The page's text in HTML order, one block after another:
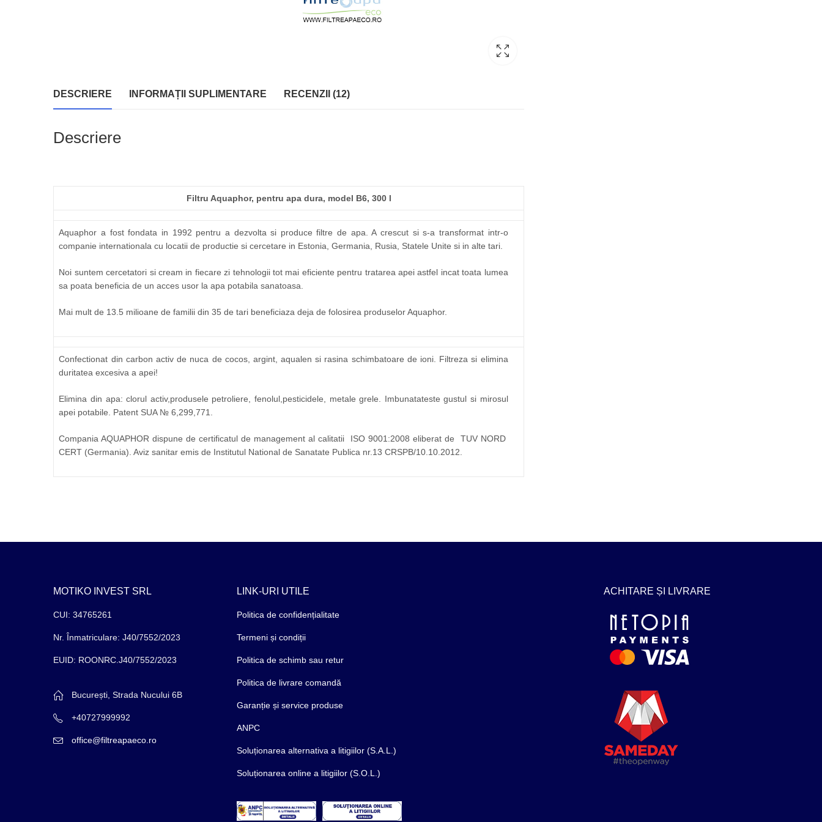
DESCRIERE INFORMAȚII SUPLIMENTARE RECENZII (12)
Descriere
Filtru Aquaphor, pentru apa dura, model B6, 300 l
Aquaphor a fost fondata in 1992 pentru a dezvolta si produce filtre de apa. A crescut si s-a transformat intr-o
companie internationala cu locatii de productie si cercetare in Estonia, Germania, Rusia, Statele Unite si in alte tari.
Noi suntem cercetatori si cream in fiecare zi tehnologii tot mai eficiente pentru tratarea apei astfel incat toata lumea
sa poata beneficia de un acces usor la apa potabila sanatoasa.
Mai mult de 13.5 milioane de familii din 35 de tari beneficiaza deja de folosirea produselor Aquaphor.
Confectionat din carbon activ de nuca de cocos, argint, aqualen si rasina schimbatoare de ioni. Filtreza si elimina
duritatea excesiva a apei!
Elimina din apa: clorul activ,produsele petroliere, fenolul,pesticidele, metale grele. Imbunatateste gustul si mirosul
apei potabile. Patent SUA № 6,299,771.
Compania AQUAPHOR dispune de certificatul de management al calitatii ISO 9001:2008 eliberat de TUV NORD
CERT (Germania). Aviz sanitar emis de Institutul National de Sanatate Publica nr.13 CRSPB/10.10.2012.
MOTIKO INVEST SRL
CUI: 34765261
Nr. Înmatriculare: J40/7552/2023
EUID: ROONRC.J40/7552/2023
București, Strada Nucului 6B
+40727999992
office@filtreapaeco.ro
LINK-URI UTILE
Politica de confidențialitate
Termeni și condiții
Politica de schimb sau retur
Politica de livrare comandă
Garanție și service produse
ANPC
Soluționarea alternativa a litigiilor (S.A.L.)
Soluționarea online a litigiilor (S.O.L.)
ACHITARE ȘI LIVRARE